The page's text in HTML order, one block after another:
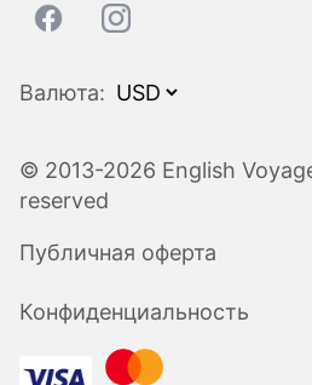
Валюта:
© 2013-2026 English
reserved
Публичная оферта
Конфиденциальность